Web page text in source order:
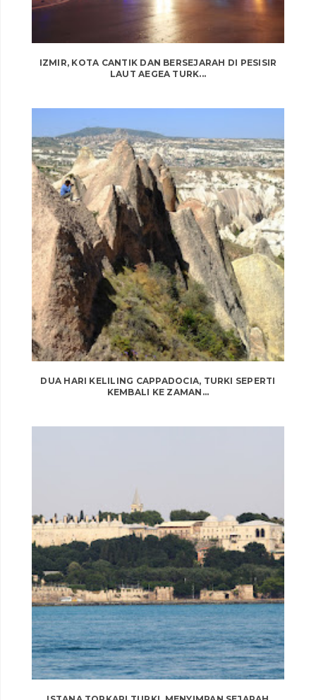
IZMIR, KOTA CANTIK DAN BERSEJARAH DI PESISIR
LAUT AEGEA TURK...
DUA HARI KELILING CAPPADOCIA, TURKI SEPERTI
KEMBALI KE ZAMAN...